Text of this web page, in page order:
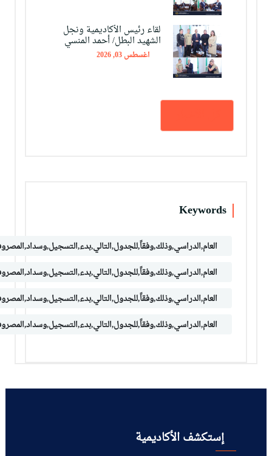
لقاء رئيس الأكاديمية ونجل
الشهيد البطل/ أحمد المنسي
اغسطس 03, 2026
Keywords
إستكشف الأكاديمية